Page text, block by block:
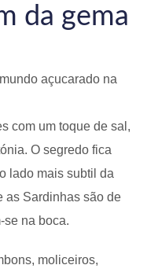
da gema
açucarado na
com um toque de sal,
O segredo fica
lado mais subtil da
as Sardinhas são de
se na boca.
moliceiros,